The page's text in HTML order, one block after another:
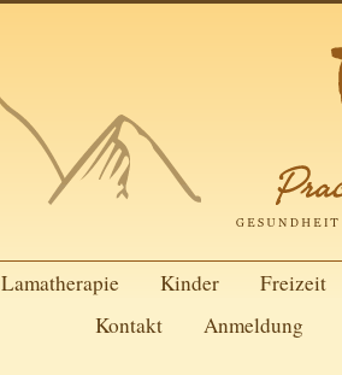
Lamatherapie Kinder
Freizeit
Kontakt
Anmeldung